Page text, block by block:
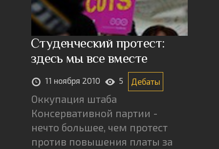
Студенческий протест:
здесь мы все вместе
11 ноября 2010 5 Дебаты
Оккупация штаба
Консервативной партии -
нечто большее, чем протест
против повышения платы за